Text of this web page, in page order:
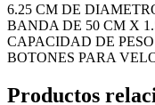
6.25 CM DE
BANDA DE 50 CM X
CAPACIDAD DE
BOTONES PARA
Productos